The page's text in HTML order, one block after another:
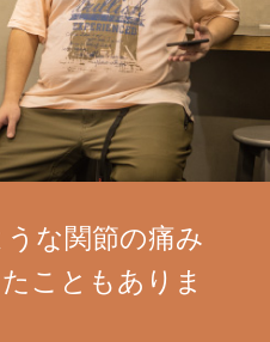
な関節の痛み
こともありま